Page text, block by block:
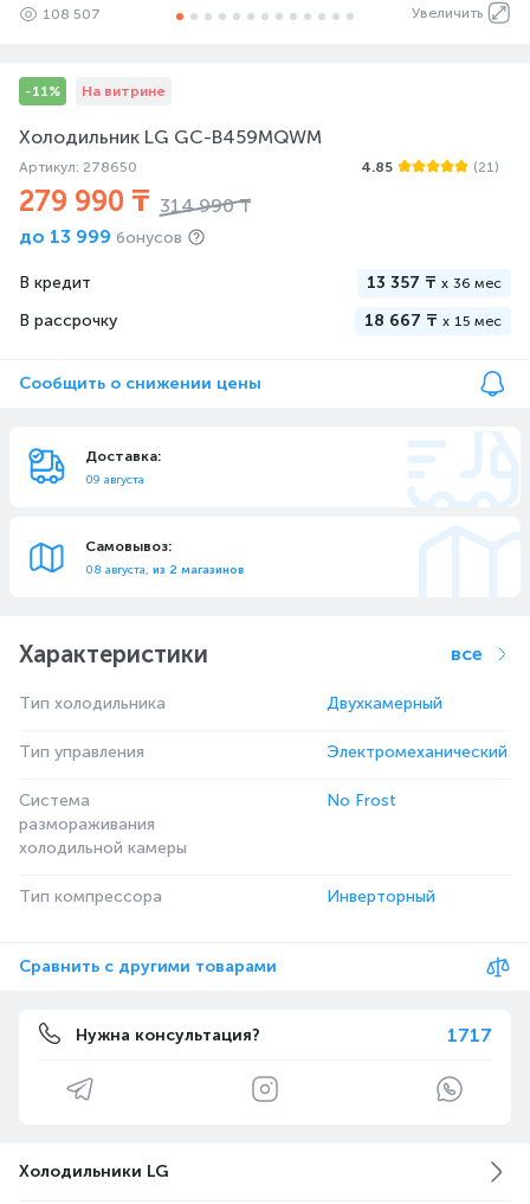
Увеличить
108 507
-11% На витрине
Холодильник LG GC-B459MQWM
Артикул: 278650 4.85 (21)
279 990 ₸ 314 990 ₸
до 13 999 бонусов
В кредит 13 357 ₸ x 36 мес
В рассрочку 18 667 ₸ x 15 мес
Сообщить о снижении цены
Доставка:
09 августа
Самовывоз:
08 августа, из 2 магазинов
Характеристики все
Тип холодильника Двухкамерный
Тип управления Электромеханический
Система
размораживания
холодильной камеры
No Frost
Тип компрессора Инверторный
Сравнить с другими товарами
Нужна консультация? 1717
Холодильники LG